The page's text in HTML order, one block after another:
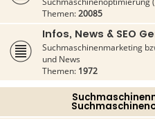
Themen:20085
Infos, News & SEO
Suchmaschinenmarketing
und News
Themen: 1972